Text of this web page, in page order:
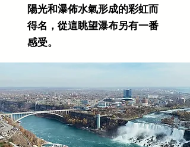
陽光和瀑佈⽔氣形成的彩虹⽽
得名，從這眺望瀑布另有⼀番
感受。